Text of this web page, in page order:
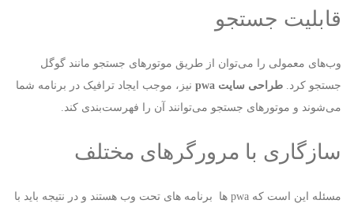
قابلیت جستجو
وب‌های معمولی را می‌توان از طریق موتورهای جستجو مانند گوگل
جستجو کرد. طراحی سایت pwa نیز، موجب ایجاد ترافیک در برنامه شما
می‌شوند و موتورهای جستجو می‌توانند آن را فهرست‌بندی کند.
سازگاری با مرورگرهای مختلف
مسئله این است که pwa ها برنامه های تحت وب هستند و در نتیجه باید با